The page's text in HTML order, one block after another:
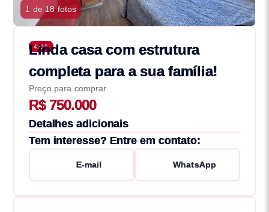
1 de 18 fotos
4215
Linda casa com estrutura
completa para a sua família!
Preço para comprar
R$ 750.000
Detalhes adicionais
Tem interesse? Entre em contato:
E-mail WhatsApp